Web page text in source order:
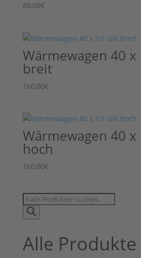
80,00€
Wärmewagen 40 x
breit
160,00€
Wärmewagen 40 x
hoch
160,00€
Products
search
Alle Produkte